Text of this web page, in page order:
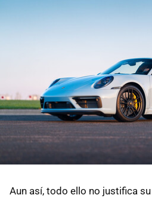
Aun así, todo ello no justifica